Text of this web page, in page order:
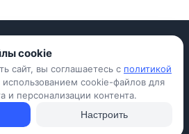
для iPhone
Shop, 2026
Конфиденциальность
ОбъявленияВопросы и ответы
cookie
сайт, вы соглашаетесь с политикой
использованием cookie-файлов для
и персонализации контента.
Настроить